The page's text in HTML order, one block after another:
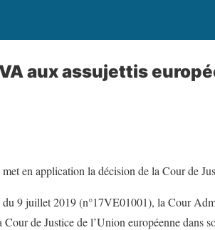
aux assujettis
en application la décision de la Cour de
9 juillet 2019 (n°17VE01001), la Cour
de Justice de l’Union européenne dans